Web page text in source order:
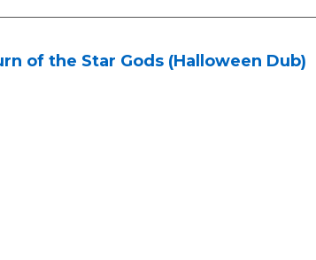
of the Star Gods (Halloween Dub)